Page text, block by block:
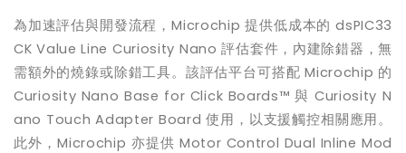
為加速評估與開發流程，Microchip提供低成本的 dsPIC33
CK Value Line Curiosity Nano評估套件，內建除錯器，無
需額外的燒錄或除錯工具。該評估平台可搭配 Microchip 的
Curiosity Nano Base for Click Boards™ 與 Curiosity N
ano Touch Adapter Board使用，以支援觸控相關應用。
此外，Microchip 亦提供 Motor Control Dual Inline Mod